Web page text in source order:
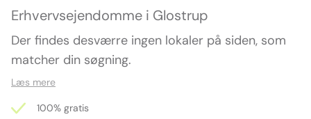
Erhvervsejendomme i Glostrup
Der findes desværre ingen lokaler på siden, som
matcher din søgning.
Læs mere
100% gratis